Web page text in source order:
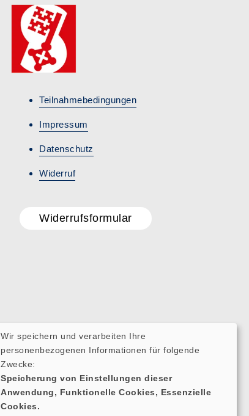
Teilnahmebedingungen
Impressum
Datenschutz
Widerruf
Widerrufsformular
Wir speichern und verarbeiten Ihre
personenbezogenen Informationen für folgende
Zwecke:
Speicherung von Einstellungen dieser
Anwendung, Funktionelle Cookies, Essenzielle
Cookies.